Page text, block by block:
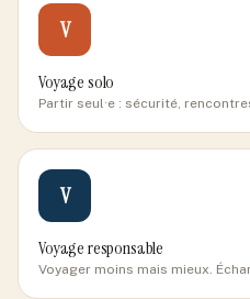
V
Voyage solo
Partir seul·e : sécurité,
V
Voyage responsable
Voyager moins mais mieux.